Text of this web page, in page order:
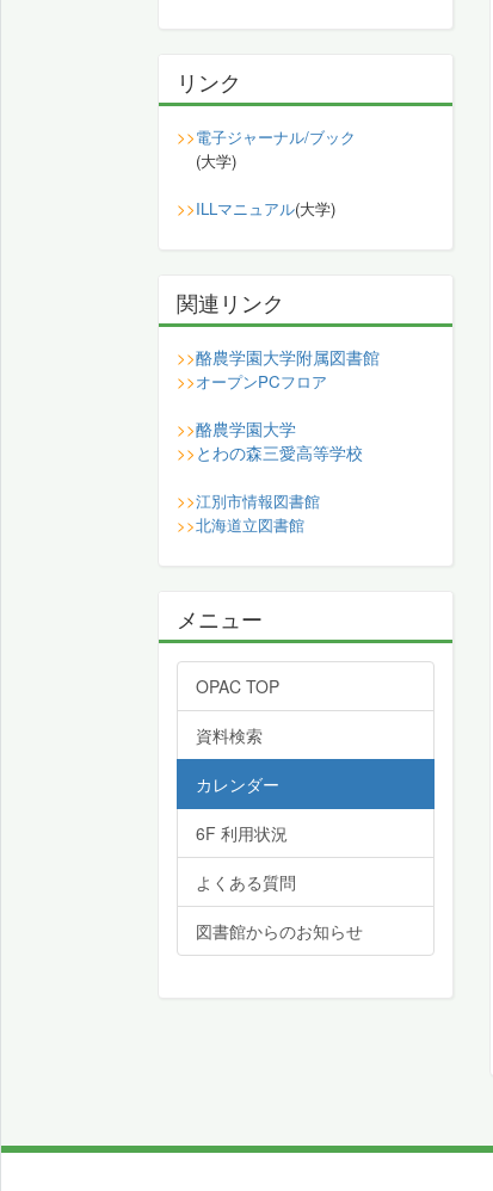
リンク
>>電子ジャーナル/ブック
(大学)
>>ILLマニュアル(大学)
関連リンク
>>酪農学園大学附属図書館
>>オープンPCフロア
>>酪農学園大学
>> とわの森三愛高等学校
>>江別市情報図書館
>>北海道立図書館
メニュー
OPAC TOP
資料検索
カレンダー
6F 利用状況
よくある質問
図書館からのお知らせ